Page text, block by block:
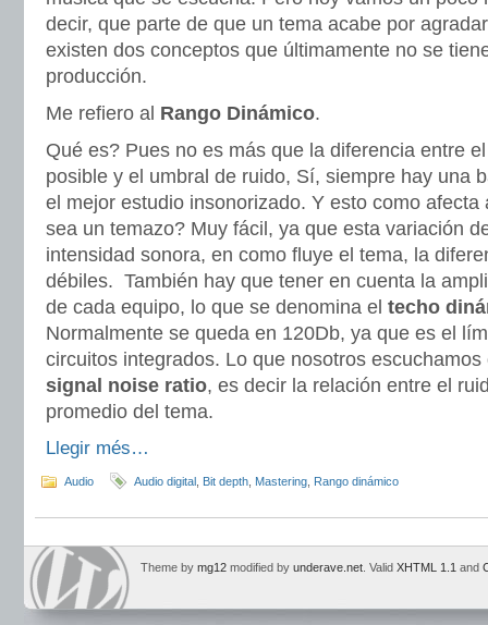
decir, que parte de que un tema acabe por
existen dos conceptos que últimamente no se
producción.
Me refiero al Rango Dinámico.
Qué es? Pues no es más que la diferencia entre
posible y el umbral de ruido, Sí, siempre hay una
el mejor estudio insonorizado. Y esto como afecta
sea un temazo? Muy fácil, ya que esta variación
intensidad sonora, en como fluye el tema, la
débiles. También hay que tener en cuenta la
de cada equipo, lo que se denomina el techo
Normalmente se queda en 120Db, ya que es el
circuitos integrados. Lo que nosotros
signal noise ratio, es decir la relación entre el
promedio del tema.
Llegir més…
Audio Audio digital Bit depth Mastering Rango dinámico
Theme by mg12 modified by underave.net . Valid XHTML 1.1 and